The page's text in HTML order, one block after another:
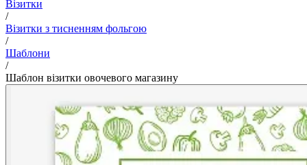
Візитки
/
Візитки з тисненням фольгою
/
Шаблони
/
Шаблон візитки овочевого магазину